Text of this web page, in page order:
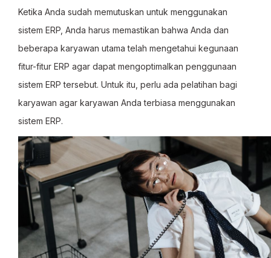
Ketika Anda sudah memutuskan untuk menggunakan
sistem ERP, Anda harus memastikan bahwa Anda dan
beberapa karyawan utama telah mengetahui kegunaan
fitur-fitur ERP agar dapat mengoptimalkan penggunaan
sistem ERP tersebut. Untuk itu, perlu ada pelatihan bagi
karyawan agar karyawan Anda terbiasa menggunakan
sistem ERP.